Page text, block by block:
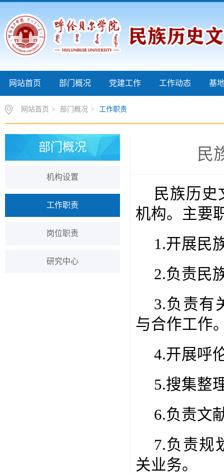
网站首页 部门概况 党建工作 工作动态 基
网站首页 > 部门概况 > 工作职责
部门概况
机构设置
工作职责
岗位职责
研究中心
民
民族历史
机构。主要
1.开展民
2.负责民
3.负责有
与合作工作
4.开展呼
5.搜集整
6.负责文
7.负责规
关业务。